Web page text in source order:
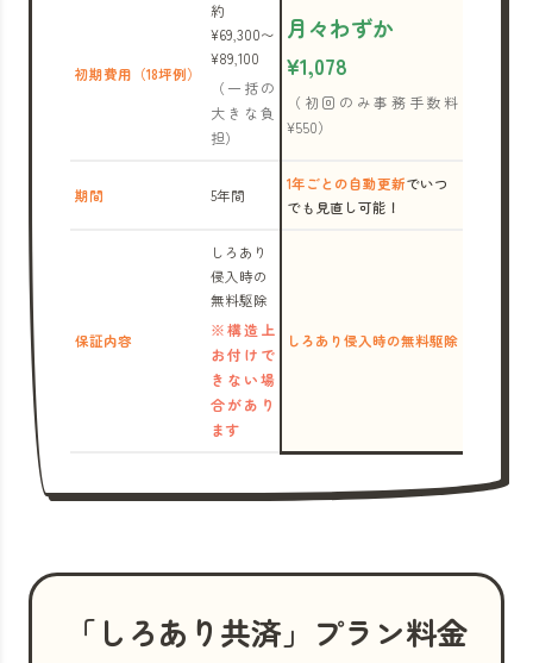
初期費用（18坪例）
約
¥69,300〜
¥89,100
（一括の
大きな負
担）
月々わずか
¥1,078
（初回のみ事務手数料
¥550）
期間 5年間
1年ごとの自動更新でいつ
でも見直し可能！
保証内容
しろあり
侵入時の
無料駆除
※構造上
お付けで
きない場
合があり
ます
しろあり侵入時の無料駆除
「しろあり共済」プラン料金